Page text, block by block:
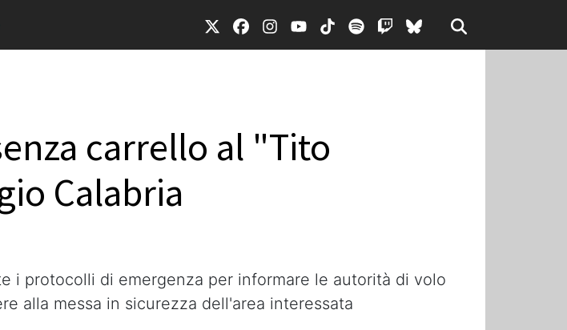
carrello al "Tito
Calabria
i protocolli di emergenza per informare le autorità di volo
alla messa in sicurezza dell'area interessata